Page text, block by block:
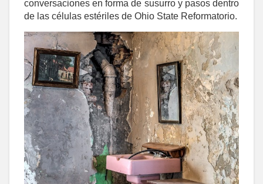
conversaciones en forma de susurro y pasos dentro
de las células estériles de Ohio State Reformatorio.